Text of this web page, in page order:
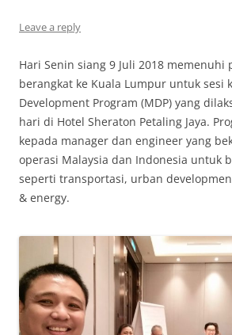
Leave a reply
Hari Senin siang 9 Juli 2018 memenuhi
berangkat ke Kuala Lumpur untuk sesi
Development Program (MDP) yang
hari di Hotel Sheraton Petaling Jaya.
kepada manager dan engineer yang
operasi Malaysia dan Indonesia untuk
seperti transportasi, urban
& energy.